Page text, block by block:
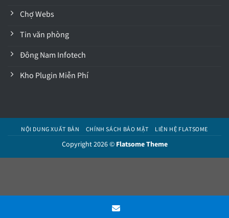
Chợ Webs
Tin văn phòng
Đông Nam Infotech
Kho Plugin Miễn Phí
NỘI DUNG XUẤT BẢN CHÍNH SÁCH BẢO MẬT LIÊN HỆ FLATSOME
Copyright 2026 © Flatsome Theme